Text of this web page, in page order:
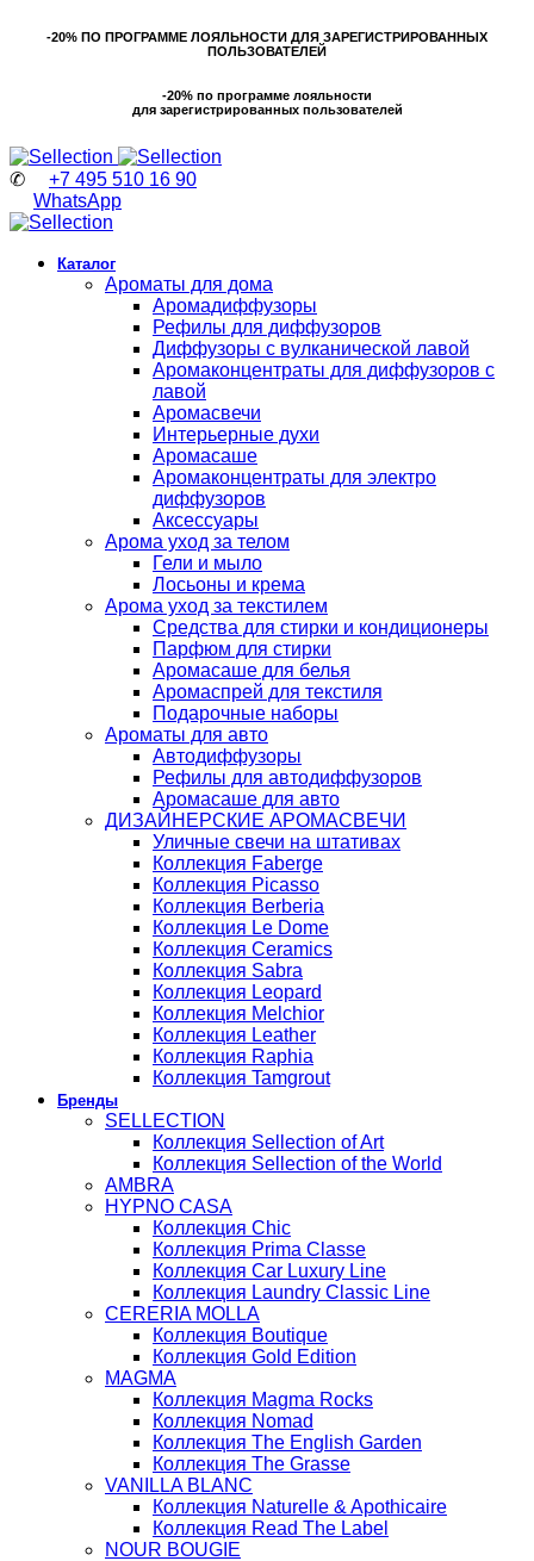
-20% ПО ПРОГРАММЕ ЛОЯЛЬНОСТИ ДЛЯ ЗАРЕГИСТРИРОВАННЫХ
ПОЛЬЗОВАТЕЛЕЙ
-20% по программе лояльности
для зарегистрированных пользователей
✆ +7 495 510 16 90
WhatsApp
Каталог
Ароматы для дома
Аромадиффузоры
Рефилы для диффузоров
Диффузоры с вулканической лавой
Аромаконцентраты для диффузоров с
лавой
Аромасвечи
Интерьерные духи
Аромасаше
Аромаконцентраты для электро
диффузоров
Аксессуары
Арома уход за телом
Гели и мыло
Лосьоны и крема
Арома уход за текстилем
Средства для стирки и кондиционеры
Парфюм для стирки
Аромасаше для белья
Аромаспрей для текстиля
Подарочные наборы
Ароматы для авто
Автодиффузоры
Рефилы для автодиффузоров
Аромасаше для авто
ДИЗАЙНЕРСКИЕ АРОМАСВЕЧИ
Уличные свечи на штативах
Коллекция Faberge
Коллекция Picasso
Коллекция Berberia
Коллекция Le Dome
Коллекция Ceramics
Коллекция Sabra
Коллекция Leopard
Коллекция Melchior
Коллекция Leather
Коллекция Raphia
Коллекция Tamgrout
Бренды
SELLECTION
Коллекция Sellection of Art
Коллекция Sellection of the World
AMBRA
HYPNO CASA
Коллекция Chic
Коллекция Prima Classe
Коллекция Car Luxury Line
Коллекция Laundry Classic Line
CERERIA MOLLA
Коллекция Boutique
Коллекция Gold Edition
MAGMA
Коллекция Magma Rocks
Коллекция Nomad
Коллекция The English Garden
Коллекция The Grasse
VANILLA BLANC
Коллекция Naturelle & Apothicaire
Коллекция Read The Label
NOUR BOUGIE